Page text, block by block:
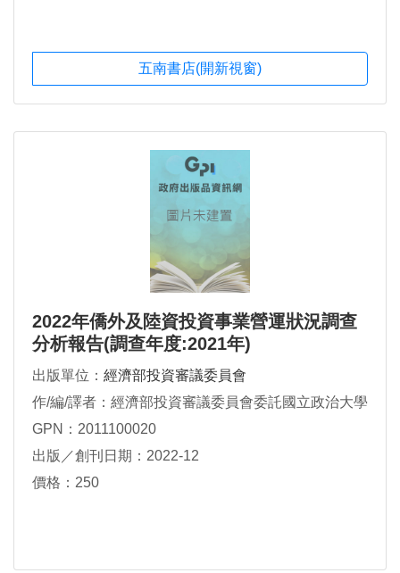
五南書店(開新視窗)
2022年僑外及陸資投資事業營運狀況調查
分析報告(調查年度:2021年)
出版單位： 經濟部投資審議委員會
作/編/譯者：經濟部投資審議委員會委託國立政治大學
GPN：2011100020
出版／創刊日期：2022-12
價格：250